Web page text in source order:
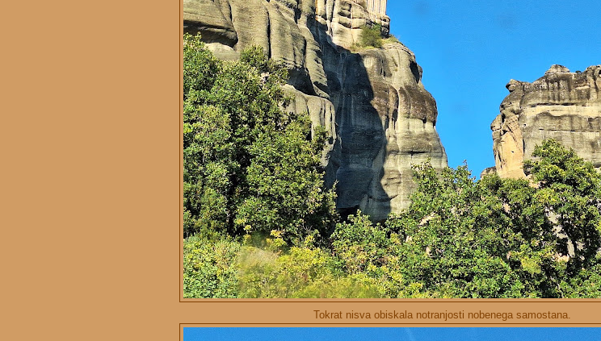
Tokrat nisva obiskala notranjosti nobenega samostana.